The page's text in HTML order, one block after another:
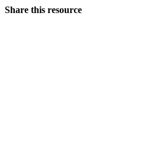
Share this resource